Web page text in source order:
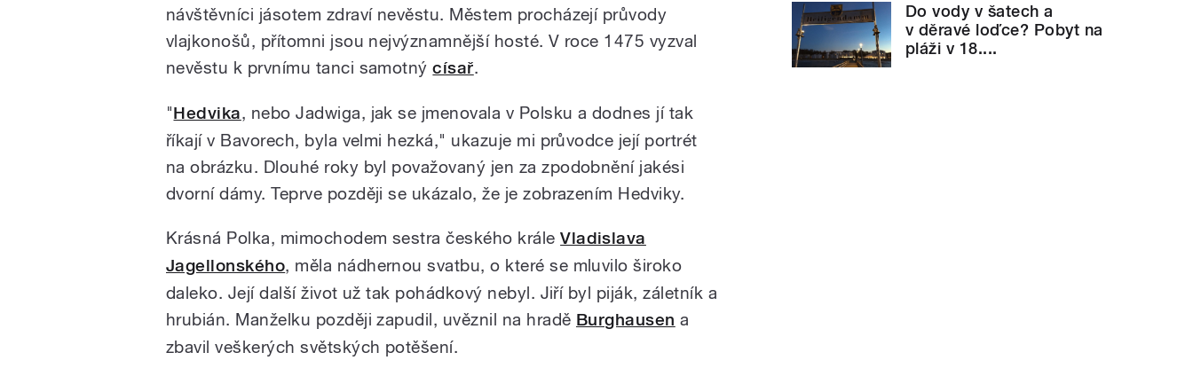
návštěvníci jásotem zdraví nevěstu. Městem procházejí průvody
vlajkonošů, přítomni jsou nejvýznamnější hosté. V roce 1475 vyzval
nevěstu k prvnímu tanci samotnýcísař.
"Hedvika, nebo Jadwiga, jak se jmenovala v Polsku a dodnes jí tak
říkají v Bavorech, byla velmi hezká," ukazuje mi průvodce její portrét
na obrázku. Dlouhé roky byl považovaný jen za zpodobnění jakési
dvorní dámy. Teprve později se ukázalo, že je zobrazením Hedviky.
Krásná Polka, mimochodem sestra českého králeVladislava
Jagellonského, měla nádhernou svatbu, o které se mluvilo široko
daleko. Její další život už tak pohádkový nebyl. Jiří byl piják, záletník a
hrubián. Manželku později zapudil, uvěznil na hradě Burghausen a
zbavil veškerých světských potěšení.
Do vody v šatech a
v děravé loďce? Pobyt na
pláži v 18....